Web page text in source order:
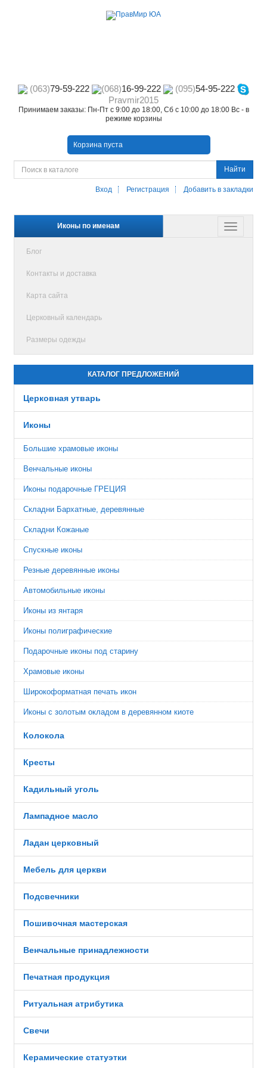
(063)79-59-222 (068)16-99-222 (095)54-95-222
Pravmir2015
Принимаем заказы: Пн-Пт с 9:00 до 18:00, Сб с 10:00 до 18:00 Вс - в
режиме корзины
Корзина пуста
Найти
Вход Регистрация Добавить в закладки
Иконы по именам
Блог
Контакты и доставка
Карта сайта
Церковный календарь
Размеры одежды
КАТАЛОГ ПРЕДЛОЖЕНИЙ
Церковная утварь
Иконы
Большие храмовые иконы
Венчальные иконы
Иконы подарочные ГРЕЦИЯ
Складни Бархатные, деревянные
Складни Кожаные
Спускные иконы
Резные деревянные иконы
Автомобильные иконы
Иконы из янтаря
Иконы полиграфические
Подарочные иконы под старину
Храмовые иконы
Широкоформатная печать икон
Иконы с золотым окладом в деревянном киоте
Колокола
Кресты
Кадильный уголь
Лампадное масло
Ладан церковный
Мебель для церкви
Подсвечники
Пошивочная мастерская
Венчальные принадлежности
Печатная продукция
Ритуальная атрибутика
Свечи
Керамические статуэтки